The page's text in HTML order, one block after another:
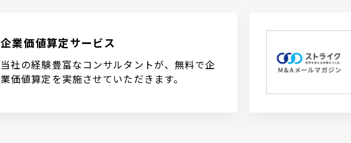
企業価値算定サービス
当社の経験豊富なコンサルタントが、無料で企
業価値算定を実施させていただきます。